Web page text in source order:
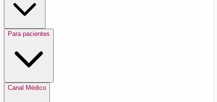
Para pacientes
Canal Médico